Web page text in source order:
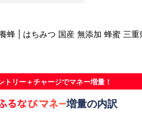
蜂 | はちみつ 国産 無添加 蜂蜜 三重
トリー＋チャージでマネー増量！
増量の内訳